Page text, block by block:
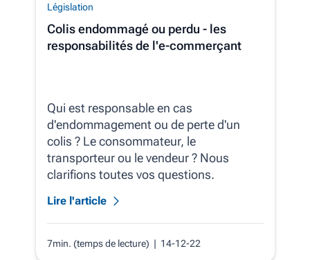
Législation
Colis endommagé ou perdu - les
responsabilités de l'e-commerçant
Qui est responsable en cas
d'endommagement ou de perte d'un
colis ? Le consommateur, le
transporteur ou le vendeur ? Nous
clarifions toutes vos questions.
Lire l'article
7min. (temps de lecture) | 14-12-22